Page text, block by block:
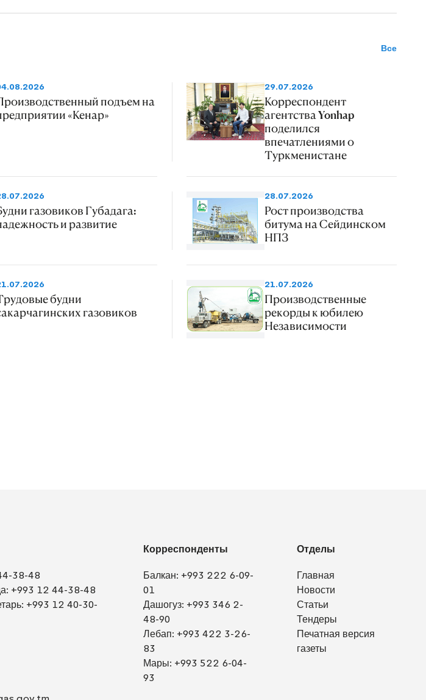
Все
подъем на
«Кенар»
29.07.2026
Корреспондент
агентства Yonhap
поделился
впечатлениями о
Туркменистане
газовиков Губадага:
и развитие
28.07.2026
Рост производства
битума на Сейдинском
НПЗ
будни
газовиков
21.07.2026
Производственные
рекорды к юбилею
Независимости
38-48
+993 12 44-38-48
+993 12 40-30-
Корреспонденты
Балкан: +993 222 6-09-
01
Дашогуз: +993 346 2-
48-90
Лебап: +993 422 3-26-
83
Мары: +993 522 6-04-
93
Отделы
Главная
Новости
Статьи
Тендеры
Печатная версия
газеты